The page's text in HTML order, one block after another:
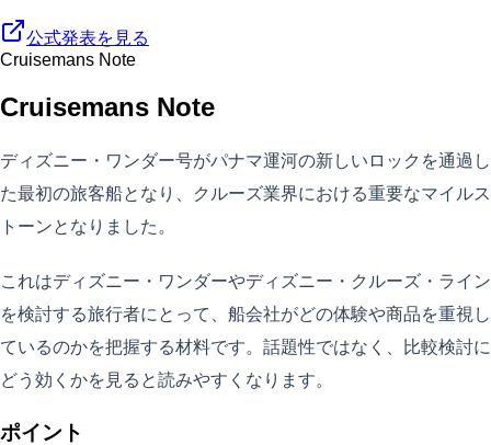
公式発表を見る
Cruisemans Note
Cruisemans Note
ディズニー・ワンダー号がパナマ運河の新しいロックを通過し
た最初の旅客船となり、クルーズ業界における重要なマイルス
トーンとなりました。
これはディズニー・ワンダーやディズニー・クルーズ・ライン
を検討する旅行者にとって、船会社がどの体験や商品を重視し
ているのかを把握する材料です。話題性ではなく、比較検討に
どう効くかを見ると読みやすくなります。
ポイント